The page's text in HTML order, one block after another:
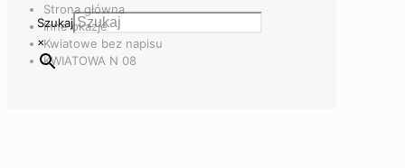
Szukaj
×
Strona główna
Inne okazje
Kwiatowe bez napisu
KWIATOWA N 08